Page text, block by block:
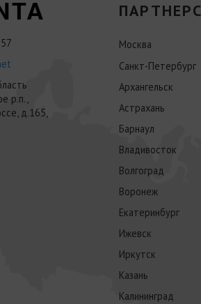
р.п.,
д.165,
Москва
Санкт-Петербург
Архангельск
Астрахань
Барнаул
Владивосток
Волгоград
Воронеж
Екатеринбург
Ижевск
Иркутск
Казань
Калининград